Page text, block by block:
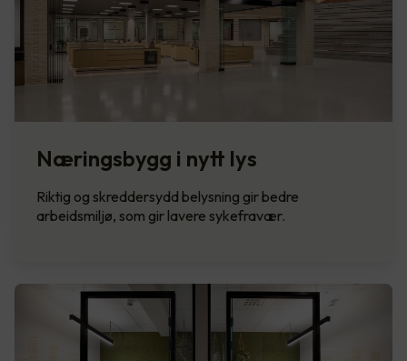
Næringsbygg i nytt lys
Riktig og skreddersydd belysning gir bedre
arbeidsmiljø, som gir lavere sykefravær.